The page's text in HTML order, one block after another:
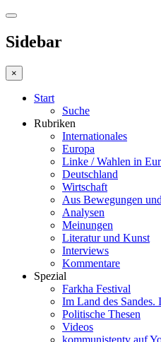
Sidebar
×
Start
Suche
Rubriken
Internationales
Europa
Linke / Wahlen in
Deutschland
Wirtschaft
Aus Bewegungen
Analysen
Meinungen
Literatur und Kunst
Interviews
Kommentare
Spezial
Farkha Festival
Im Land des Sandes.
Politische Thesen
Videos
kommunistentv auf